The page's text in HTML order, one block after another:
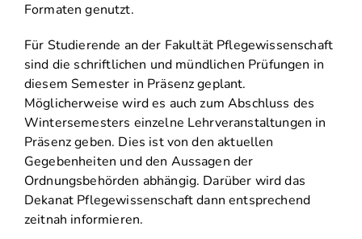
Formaten genutzt.
Für Studierende an der Fakultät Pflegewissenschaft
sind die schriftlichen und mündlichen Prüfungen in
diesem Semester in Präsenz geplant.
Möglicherweise wird es auch zum Abschluss des
Wintersemesters einzelne Lehrveranstaltungen in
Präsenz geben. Dies ist von den aktuellen
Gegebenheiten und den Aussagen der
Ordnungsbehörden abhängig. Darüber wird das
Dekanat Pflegewissenschaft dann entsprechend
zeitnah informieren.